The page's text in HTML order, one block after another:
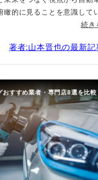
瞰的に見ることを意識して
続き
著者:山本晋也の最新記
おすすめ業者・専門店8選を比